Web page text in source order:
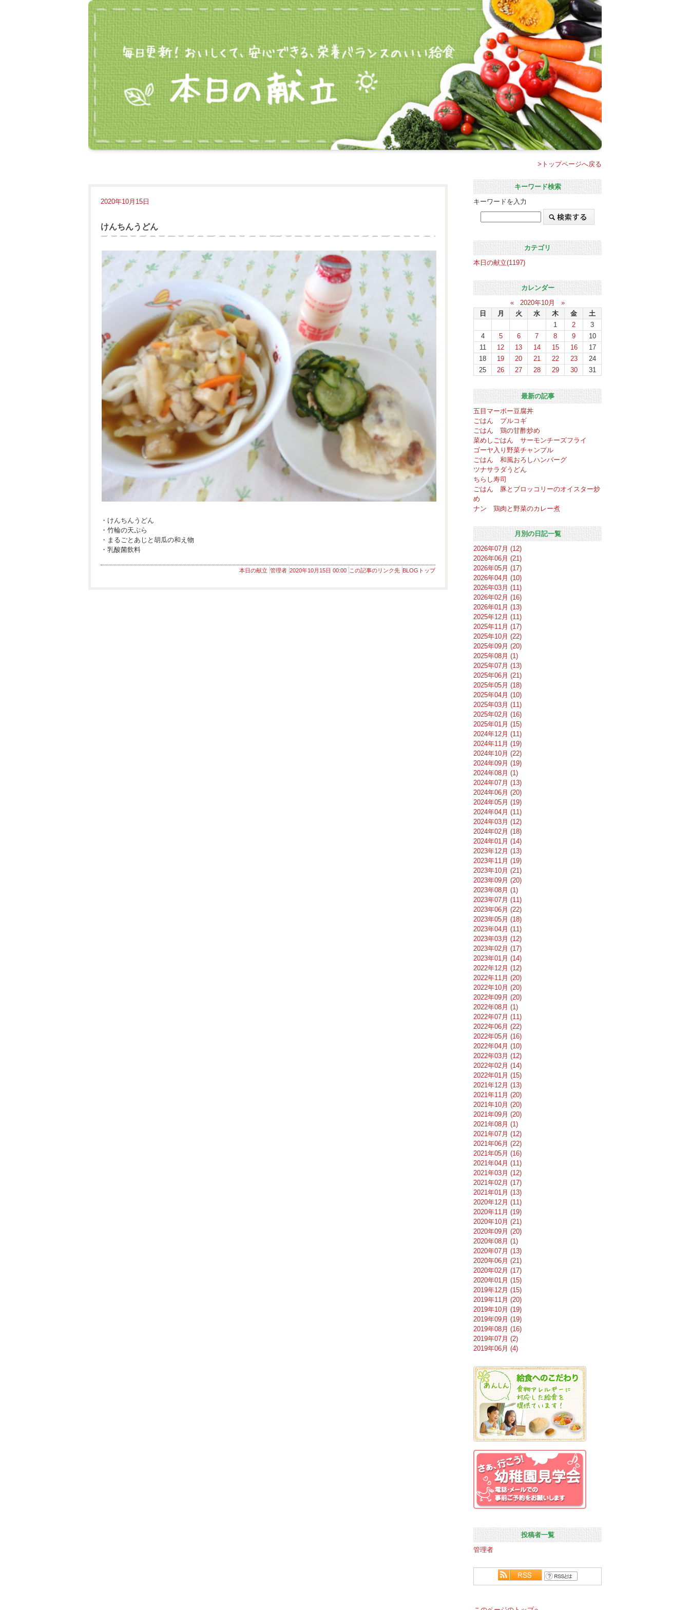
>トップページへ戻る
2020年10月15日
けんちんうどん
・けんちんうどん
・竹輪の天ぷら
・まるごとあじと胡瓜の和え物
・乳酸菌飲料
本日の献立 管理者 2020年10月15日 00:00 この記事のリンク先 BLOGトップ
キーワード検索
キーワードを入力
カテゴリ
本日の献立(1197)
カレンダー
«
2020年10月
»
日
月 火 水 木 金
土
1
2
3
4
5 6 7 8 9
10
11
12 13 14 15 16
17
18
19 20 21 22 23
24
25
26 27 28 29 30 31
最新の記事
五目マーボー豆腐丼
ごはん プルコギ
ごはん 鶏の甘酢炒め
菜めしごはん サーモンチーズフライ
ゴーヤ入り野菜チャンプル
ごはん 和風おろしハンバーグ
ツナサラダうどん
ちらし寿司
ごはん 豚とブロッコリーのオイスター炒
め
ナン 鶏肉と野菜のカレー煮
月別の日記一覧
2026年07月 (12)
2026年06月 (21)
2026年05月 (17)
2026年04月 (10)
2026年03月 (11)
2026年02月 (16)
2026年01月 (13)
2025年12月 (11)
2025年11月 (17)
2025年10月 (22)
2025年09月 (20)
2025年08月 (1)
2025年07月 (13)
2025年06月 (21)
2025年05月 (18)
2025年04月 (10)
2025年03月 (11)
2025年02月 (16)
2025年01月 (15)
2024年12月 (11)
2024年11月 (19)
2024年10月 (22)
2024年09月 (19)
2024年08月 (1)
2024年07月 (13)
2024年06月 (20)
2024年05月 (19)
2024年04月 (11)
2024年03月 (12)
2024年02月 (18)
2024年01月 (14)
2023年12月 (13)
2023年11月 (19)
2023年10月 (21)
2023年09月 (20)
2023年08月 (1)
2023年07月 (11)
2023年06月 (22)
2023年05月 (18)
2023年04月 (11)
2023年03月 (12)
2023年02月 (17)
2023年01月 (14)
2022年12月 (12)
2022年11月 (20)
2022年10月 (20)
2022年09月 (20)
2022年08月 (1)
2022年07月 (11)
2022年06月 (22)
2022年05月 (16)
2022年04月 (10)
2022年03月 (12)
2022年02月 (14)
2022年01月 (15)
2021年12月 (13)
2021年11月 (20)
2021年10月 (20)
2021年09月 (20)
2021年08月 (1)
2021年07月 (12)
2021年06月 (22)
2021年05月 (16)
2021年04月 (11)
2021年03月 (12)
2021年02月 (17)
2021年01月 (13)
2020年12月 (11)
2020年11月 (19)
2020年10月 (21)
2020年09月 (20)
2020年08月 (1)
2020年07月 (13)
2020年06月 (21)
2020年02月 (17)
2020年01月 (15)
2019年12月 (15)
2019年11月 (20)
2019年10月 (19)
2019年09月 (19)
2019年08月 (16)
2019年07月 (2)
2019年06月 (4)
投稿者一覧
管理者